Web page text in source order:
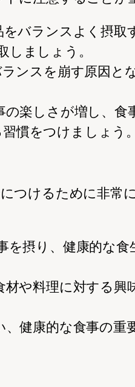
バランスよく摂
ましょう。
ンスを崩す原因と
楽しさが増し、
慣をつけましょう。
つけるために非常
を摂り、健康的な
や料理に対する
健康的な食事の